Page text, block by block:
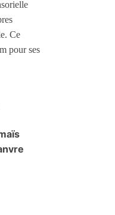
Ce
pour ses